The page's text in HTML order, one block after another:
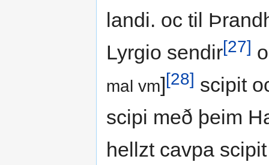
landi. oc til
Lyrgio sendir[27]
mal vm][28] scipit
scipi með þeim
hellzt cavpa